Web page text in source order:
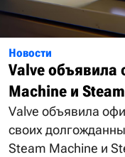
Новости
Valve объявила
Machine и
Valve объявила
своих
Steam Machine и